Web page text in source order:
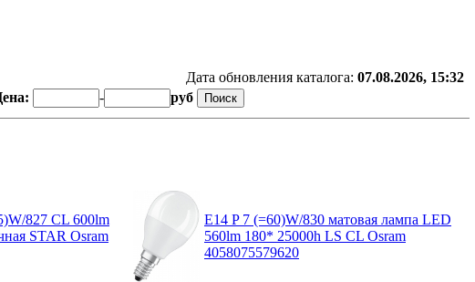
Дата обновления каталога: 07.08.2026, 15:32
- руб
827 CL 600lm
STAR Osram
E14 P 7 (=60)W/830 матовая лампа LED
560lm 180* 25000h LS CL Osram
4058075579620